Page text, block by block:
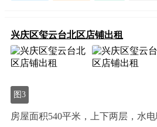
兴庆区玺云台北区店铺出租
图3
房屋面积540平米，上下两层，水